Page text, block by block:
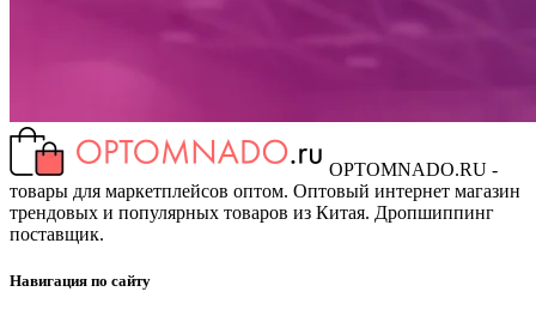
OPTOMNADO.RU -
товары для маркетплейсов оптом. Оптовый интернет магазин
трендовых и популярных товаров из Китая. Дропшиппинг
поставщик.
Навигация по сайту